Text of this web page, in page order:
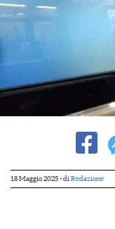
18 Maggio 2025- di Redazione